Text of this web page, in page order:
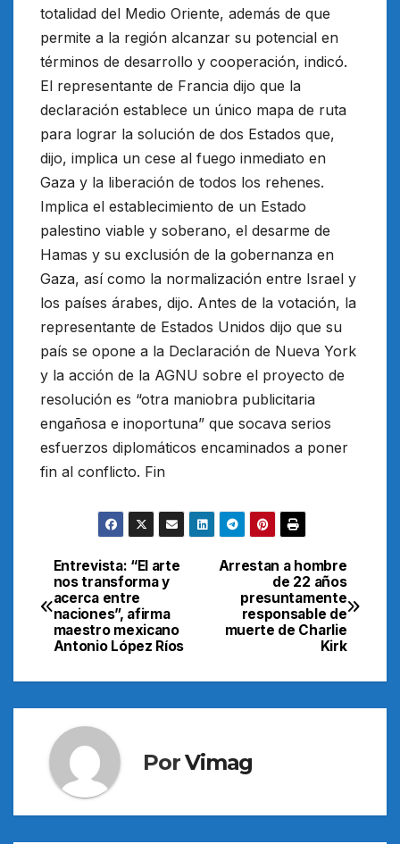
totalidad del Medio Oriente, además de que
permite a la región alcanzar su potencial en
términos de desarrollo y cooperación, indicó.
El representante de Francia dijo que la
declaración establece un único mapa de ruta
para lograr la solución de dos Estados que,
dijo, implica un cese al fuego inmediato en
Gaza y la liberación de todos los rehenes.
Implica el establecimiento de un Estado
palestino viable y soberano, el desarme de
Hamas y su exclusión de la gobernanza en
Gaza, así como la normalización entre Israel y
los países árabes, dijo. Antes de la votación, la
representante de Estados Unidos dijo que su
país se opone a la Declaración de Nueva York
y la acción de la AGNU sobre el proyecto de
resolución es “otra maniobra publicitaria
engañosa e inoportuna” que socava serios
esfuerzos diplomáticos encaminados a poner
fin al conflicto. Fin
Navegación
de
entradas
Arrestan a hombre
de 22 años
presuntamente
responsable de
muerte de Charlie
Kirk
Entrevista: “El arte
nos transforma y
acerca entre
naciones”, afirma
maestro mexicano
Antonio López Ríos
PorVimag